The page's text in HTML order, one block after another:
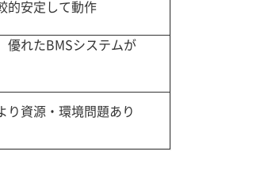
的安定して動作
優れたBMSシステムが
り資源・環境問題あり